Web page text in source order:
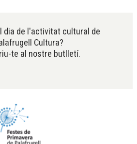
dia de l'activitat cultural de
Cultura?
te al nostre butlletí.